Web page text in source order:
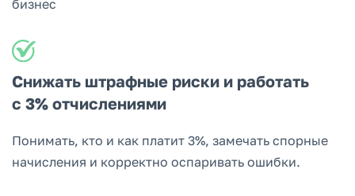
бизнес
Снижать штрафные риски и работать
с 3% отчислениями
Понимать, кто и как платит 3%, замечать спорные
начисления и корректно оспаривать ошибки.